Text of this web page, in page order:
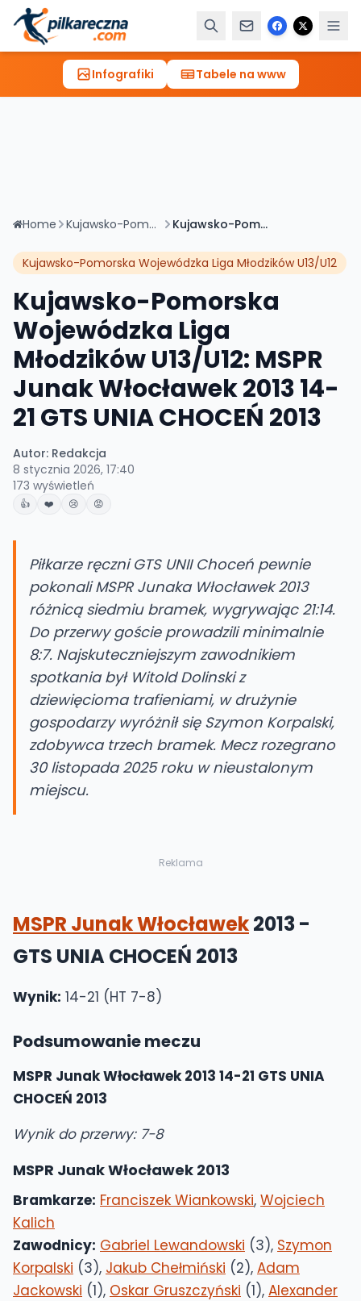
Infografiki Tabele na www
Home Kujawsko-Pomorska Wojewódzka Liga Młodzików U13/U12 Kujawsko-Pomorska Wojewódzka Liga Młodzików U13/U12: MSPR Junak Włocławek 2013 14-21 GTS UNIA CHOCEŃ 2013
Kujawsko-Pomorska Wojewódzka Liga Młodzików U13/U12
Kujawsko-Pomorska
Wojewódzka Liga
Młodzików U13/U12: MSPR
Junak Włocławek 2013 14-
21 GTS UNIA CHOCEŃ 2013
Autor: Redakcja
8 stycznia 2026, 17:40
173 wyświetleń
👍 ❤️ 😢 😡
Piłkarze ręczni GTS UNII Choceń pewnie
pokonali MSPR Junaka Włocławek 2013
różnicą siedmiu bramek, wygrywając 21:14.
Do przerwy goście prowadzili minimalnie
8:7. Najskuteczniejszym zawodnikiem
spotkania był Witold Dolinski z
dziewięcioma trafieniami, w drużynie
gospodarzy wyróżnił się Szymon Korpalski,
zdobywca trzech bramek. Mecz rozegrano
30 listopada 2025 roku w nieustalonym
miejscu.
Reklama
MSPR Junak Włocławek2013 -
GTS UNIA CHOCEŃ 2013
Wynik: 14-21 (HT 7-8)
Podsumowanie meczu
MSPR Junak Włocławek 2013 14-21 GTS UNIA
CHOCEŃ 2013
Wynik do przerwy: 7-8
MSPR Junak Włocławek 2013
Bramkarze: Franciszek Wiankowski, Wojciech
Kalich
Zawodnicy: Gabriel Lewandowski (3), Szymon
Korpalski (3), Jakub Chełmiński (2), Adam
Jackowski (1), Oskar Gruszczyński (1), Alexander